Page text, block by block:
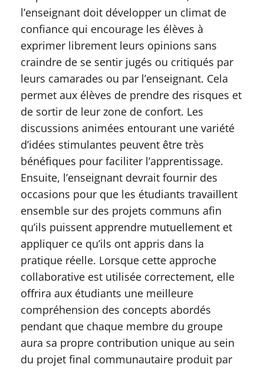
l’enseignant doit développer un climat de
confiance qui encourage les élèves à
exprimer librement leurs opinions sans
craindre de se sentir jugés ou critiqués par
leurs camarades ou par l’enseignant. Cela
permet aux élèves de prendre des risques et
de sortir de leur zone de confort. Les
discussions animées entourant une variété
d’idées stimulantes peuvent être très
bénéfiques pour faciliter l’apprentissage.
Ensuite, l’enseignant devrait fournir des
occasions pour que les étudiants travaillent
ensemble sur des projets communs afin
qu’ils puissent apprendre mutuellement et
appliquer ce qu’ils ont appris dans la
pratique réelle. Lorsque cette approche
collaborative est utilisée correctement, elle
offrira aux étudiants une meilleure
compréhension des concepts abordés
pendant que chaque membre du groupe
aura sa propre contribution unique au sein
du projet final communautaire produit par